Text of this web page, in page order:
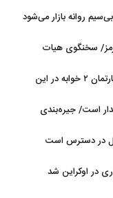
سخنگوی هیات
در تنگه، در
لیست قیمت خرید مسکن در نازی‌آباد/ خرید آپارتمان ۲ خوابه در این
است/ جیره‌بندی
در دسترس است
در اوکراین شد